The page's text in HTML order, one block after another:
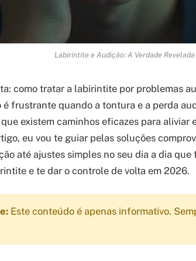
Labirintite e Audição: A Verdade Revelada
como tratar a labirintite por problemas
é frustrante quando a tontura e a perda
existem caminhos eficazes para aliviar
eu vou te guiar pelas soluções
até ajustes simples no seu dia a dia
e te dar o controle de volta em 2026.
Este conteúdo é apenas informativo.